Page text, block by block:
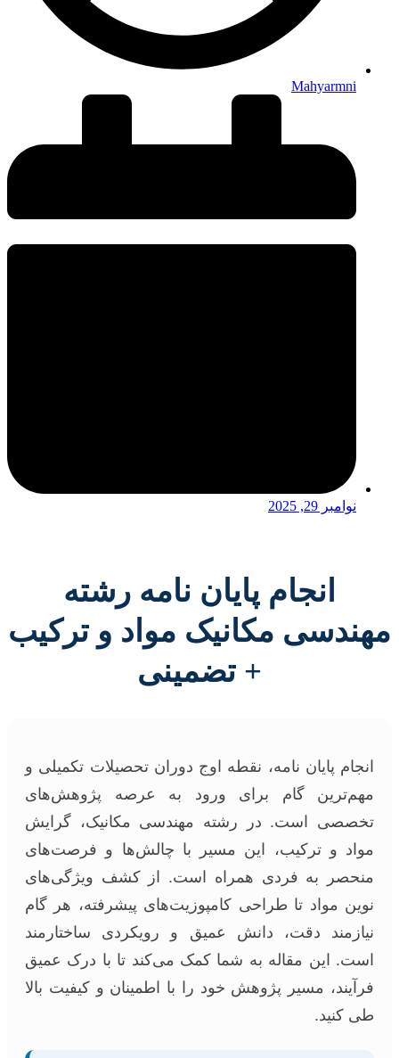
Mahyarmni
نوامبر 29, 2025
انجام پایان نامه رشته
مهندسی مکانیک مواد و ترکیب
+ تضمینی
انجام پایان نامه، نقطه اوج دوران تحصیلات تکمیلی و
مهم‌ترین گام برای ورود به عرصه پژوهش‌های
تخصصی است. در رشته مهندسی مکانیک، گرایش
مواد و ترکیب، این مسیر با چالش‌ها و فرصت‌های
منحصر به فردی همراه است. از کشف ویژگی‌های
نوین مواد تا طراحی کامپوزیت‌های پیشرفته، هر گام
نیازمند دقت، دانش عمیق و رویکردی ساختارمند
است. این مقاله به شما کمک می‌کند تا با درک عمیق
فرآیند، مسیر پژوهش خود را با اطمینان و کیفیت بالا
طی کنید.